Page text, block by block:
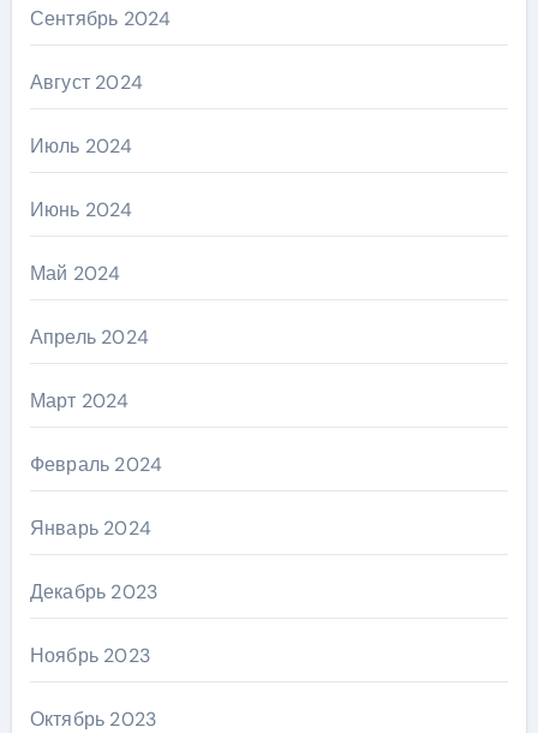
Сентябрь 2024
Август 2024
Июль 2024
Июнь 2024
Май 2024
Апрель 2024
Март 2024
Февраль 2024
Январь 2024
Декабрь 2023
Ноябрь 2023
Октябрь 2023